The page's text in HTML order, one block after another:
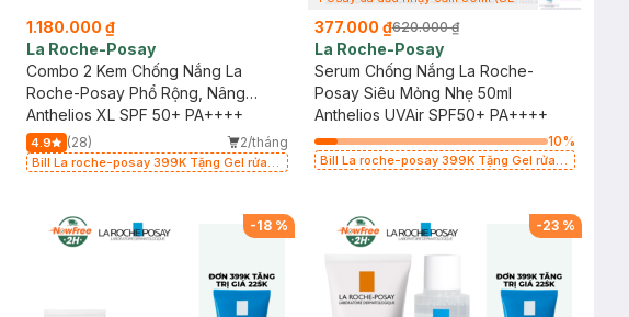
1.180.000 ₫
La Roche-Posay
Combo 2 Kem Chống Nắng La
Roche-Posay Phổ Rộng, Nâng
Tông Kiềm Dầu 50ml
Anthelios XL SPF 50+ PA++++
4.9 (28) 2/tháng
Bill La roche-posay 399K Tặng Gel rửa
377.000 ₫620.000 ₫
La Roche-Posay
Serum Chống Nắng La Roche-
Posay Siêu Mỏng Nhẹ 50ml
Anthelios UVAir SPF50+ PA++++
10%
Bill La roche-posay 399K Tặng Gel rửa
-18% -23 %